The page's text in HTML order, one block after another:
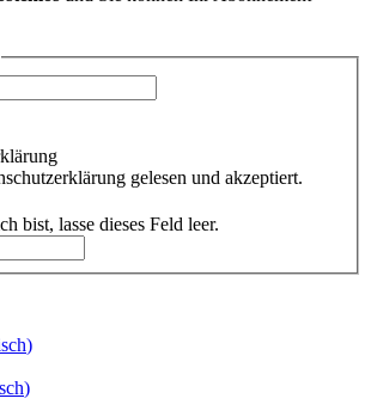
gelesen und akzeptiert.
bist, lasse dieses Feld leer.
)
)